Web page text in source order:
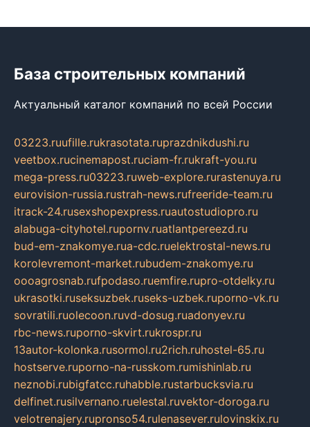
База строительных компаний
Актуальный каталог компаний по всей России
03223.ruufille.rukrasotata.ruprazdnikdushi.ru
veetbox.rucinemapost.ruciam-fr.rukraft-you.ru
mega-press.ru03223.ruweb-explore.rurastenuya.ru
eurovision-russia.rustrah-news.rufreeride-team.ru
itrack-24.rusexshopexpress.ruautostudiopro.ru
alabuga-cityhotel.rupornv.ruatlantpereezd.ru
bud-em-znakomye.rua-cdc.ruelektrostal-news.ru
korolevremont-market.rubudem-znakomye.ru
oooagrosnab.rufpodaso.ruemfire.rupro-otdelky.ru
ukrasotki.ruseksuzbek.ruseks-uzbek.ruporno-vk.ru
sovratili.ruolecoon.ruvd-dosug.ruadonyev.ru
rbc-news.ruporno-skvirt.rukrospr.ru
13autor-kolonka.rusormol.ru2rich.ruhostel-65.ru
hostserve.ruporno-na-russkom.rumishinlab.ru
neznobi.rubigfatcc.ruhabble.rustarbucksvia.ru
delfinet.rusilvernano.ruelestal.ruvektor-doroga.ru
velotrenajery.rupronso54.rulenasever.rulovinskix.ru